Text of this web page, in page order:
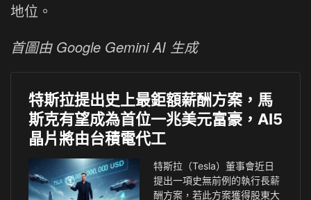
地位。
首圖由 Google Gemini AI 生成